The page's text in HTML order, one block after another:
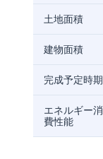
土地面積
建物面積
完成予定時期
エネルギー消
費性能